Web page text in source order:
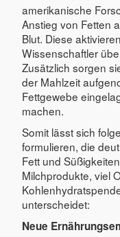
amerikanische
Anstieg von Fetten
Blut. Diese
Wissenschaftler
Zusätzlich sorgen
der Mahlzeit
Fettgewebe
machen.
Somit lässt sich
formulieren, die
Fett und
Milchprodukte, viel
unterscheidet:
Neue